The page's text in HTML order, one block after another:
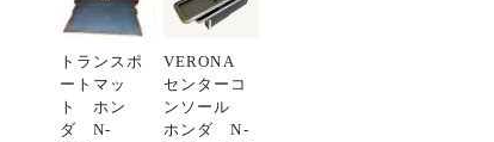
トランスポ
ートマッ
ト ホン
ダ N-
VERONA
センターコ
ンソール
ホンダ N-